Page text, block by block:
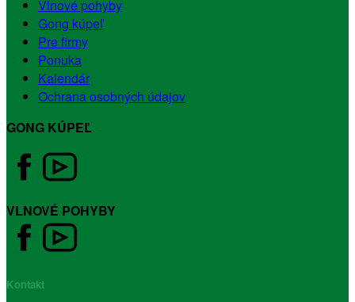
Vlnové pohyby
Gong kúpeľ
Pre firmy
Ponuka
Kalendár
Ochrana osobných údajov
GONG KÚPEĽ
VLNOVÉ POHYBY
Kontakt